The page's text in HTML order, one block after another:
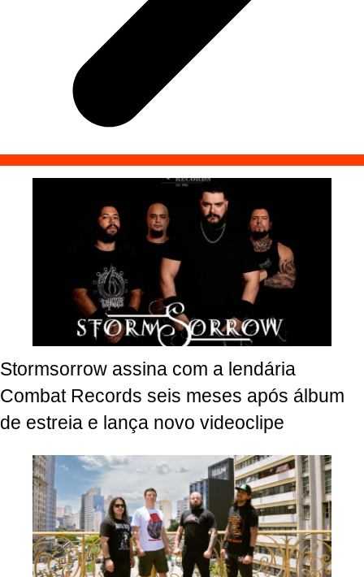
Stormsorrow assina com a lendária
Combat Records seis meses após álbum
de estreia e lança novo videoclipe